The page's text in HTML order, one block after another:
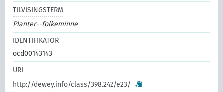
TILVISINGSTERM
Planter--folkeminne
IDENTIFIKATOR
ocd00143143
URI
http://dewey.info/class/398.242/e23/